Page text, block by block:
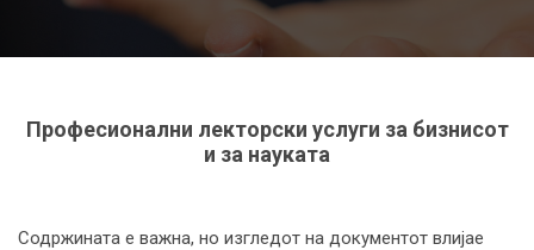
Професионални лекторски услуги за бизнисот
и за науката
Содржината е важна, но изгледот на документот влијае